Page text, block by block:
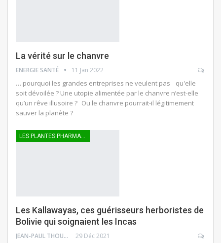
La vérité sur le chanvre
ENERGIE SANTÉ 11 Jan 2022
… pourquoi les grandes entreprises ne veulent pas qu'elle
soit dévoilée ? Une utopie alimentée par le chanvre n’est-elle
qu’un rêve illusoire ? Ou le chanvre pourrait-il légitimement
sauver la planète ?
Les Kallawayas, ces guérisseurs herboristes de
Bolivie qui soignaient les Incas
JEAN-PAUL THOUNY 29 Déc 2021